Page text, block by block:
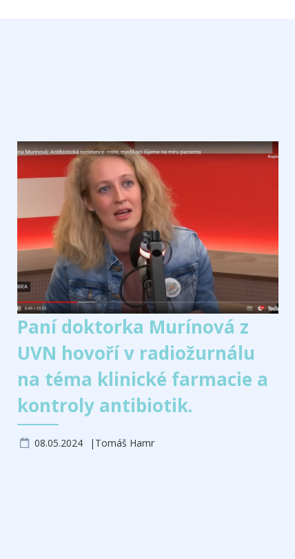
Paní doktorka Murínová z
UVN hovoří v radiožurnálu
na téma klinické farmacie a
kontroly antibiotik.
08.05.2024 Tomáš Hamr